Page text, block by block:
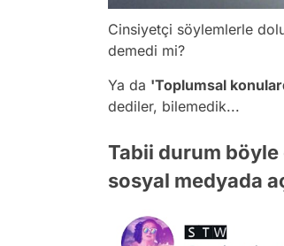
Cinsiyetçi söylemlerle
demedi mi?
Ya da 'Toplumsal
dediler, bilemedik...
Tabii durum
sosyal medyada